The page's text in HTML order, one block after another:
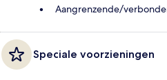
Aangrenzende/
Speciale voorzieningen